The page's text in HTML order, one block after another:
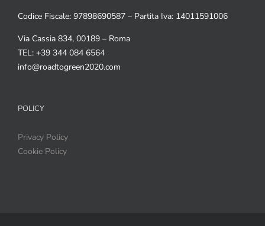
Codice Fiscale: 97898690587 – Partita Iva: 14011591006
Via Cassia 834, 00189 – Roma
TEL: +39 344 084 6564
info@roadtogreen2020.com
POLICY
Privacy Policy
Cookie Policy